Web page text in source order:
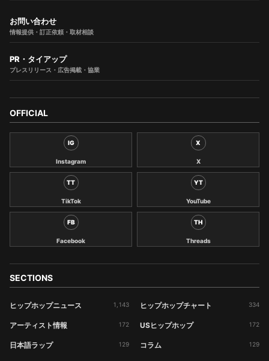
お問い合わせ
情報提供・訂正依頼・取材相談
PR・タイアップ
プレスリリース・広告掲載・協業
OFFICIAL
IG
Instagram
X
X
TT
TikTok
YT
YouTube
FB
Facebook
TH
Threads
SECTIONS
ヒップホップニュース 1,143 ヒップホップチャート 334
アーティスト情報 172 USヒップホップ 172
日本語ラップ 129 コラム 129